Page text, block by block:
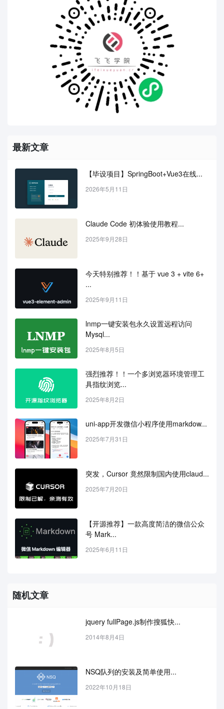
最新文章
【毕设项目】SpringBoot+Vue3在线...
2026年5月11日
Claude Code 初体验使用教程...
2025年9月28日
今天特别推荐！！基于 vue 3 + vite 6+
...
2025年9月11日
lnmp一键安装包永久设置远程访问
Mysql...
2025年8月5日
强烈推荐！！一个多浏览器环境管理工
具指纹浏览...
2025年8月2日
uni-app开发微信小程序使用markdow...
2025年7月31日
突发，Cursor 竟然限制国内使用claud...
2025年7月20日
【开源推荐】一款高度简洁的微信公众
号 Mark...
2025年6月11日
随机文章
jquery fullPage.js制作搜狐快...
2014年8月4日
NSQ队列的安装及简单使用...
2022年10月18日